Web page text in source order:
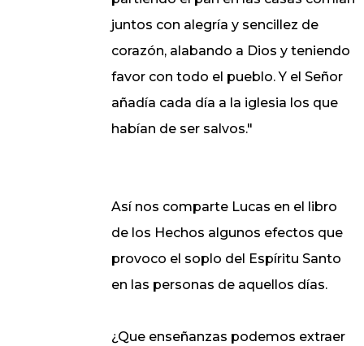
juntos con alegría y sencillez de
corazón, alabando a Dios y teniendo
favor con todo el pueblo. Y el Señor
añadía cada día a la iglesia los que
habían de ser salvos."
Así nos comparte Lucas en el libro
de los Hechos algunos efectos que
provoco el soplo del Espíritu Santo
en las personas de aquellos días.
¿Que enseñanzas podemos extraer